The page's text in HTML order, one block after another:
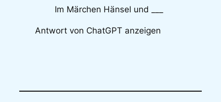
Im Märchen Hänsel und ___
Antwort von ChatGPT anzeigen